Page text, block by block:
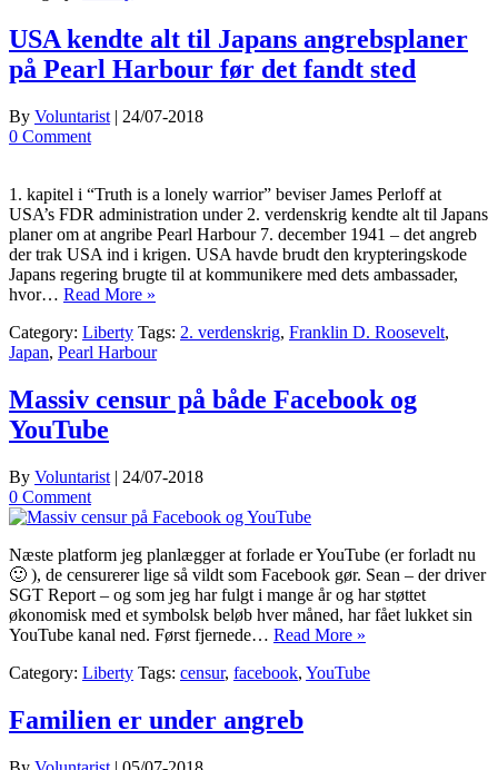
USA kendte alt til Japans angrebsplaner
på Pearl Harbour før det fandt sted
By Voluntarist | 24/07-2018
0 Comment
1. kapitel i “Truth is a lonely warrior” beviser James Perloff at
USA’s FDR administration under 2. verdenskrig kendte alt til Japans
planer om at angribe Pearl Harbour 7. december 1941 – det angreb
der trak USA ind i krigen. USA havde brudt den krypteringskode
Japans regering brugte til at kommunikere med dets ambassader,
hvor… Read More »
Category: Liberty Tags: 2. verdenskrig, Franklin D. Roosevelt,
Japan, Pearl Harbour
Massiv censur på både Facebook og
YouTube
By Voluntarist | 24/07-2018
0 Comment
Næste platform jeg planlægger at forlade er YouTube (er forladt nu
🙂 ), de censurerer lige så vildt som Facebook gør. Sean – der driver
SGT Report – og som jeg har fulgt i mange år og har støttet
økonomisk med et symbolsk beløb hver måned, har fået lukket sin
YouTube kanal ned. Først fjernede… Read More »
Category: Liberty Tags: censur, facebook, YouTube
Familien er under angreb